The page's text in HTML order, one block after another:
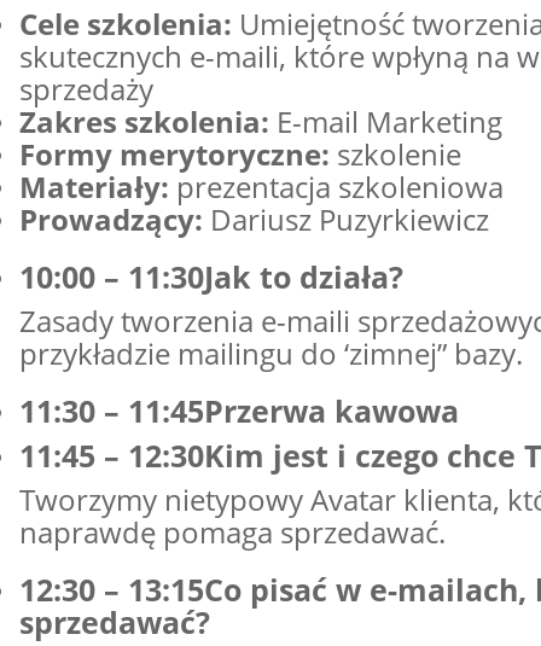
Cele szkolenia: Umiejętność
skutecznych e-maili, które wpłyną na
sprzedaży
Zakres szkolenia: E-mail Marketing
Formy merytoryczne: szkolenie
Materiały: prezentacja szkoleniowa
Prowadzący: Dariusz Puzyrkiewicz
10:00 – 11:30Jak to działa?
Zasady tworzenia e-maili
przykładzie mailingu do ‘zimnej” bazy.
11:30 – 11:45Przerwa kawowa
11:45 – 12:30Kim jest i czego chce
Tworzymy nietypowy Avatar klienta,
naprawdę pomaga sprzedawać.
12:30 – 13:15Co pisać w e-
sprzedawać?